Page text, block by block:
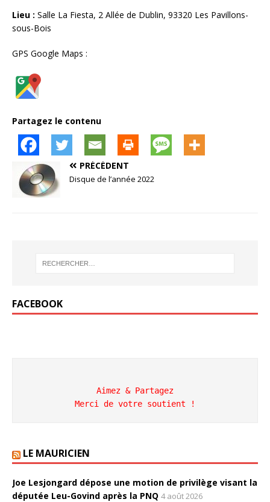
Lieu : Salle La Fiesta, 2 Allée de Dublin, 93320 Les Pavillons-
sous-Bois
GPS Google Maps :
Partagez le contenu
PRÉCÉDENT
Disque de l’année 2022
FACEBOOK
Aimez & Partagez
Merci de votre soutient !
LE MAURICIEN
Joe Lesjongard dépose une motion de privilège visant la
députée Leu-Govind après la PNQ 4 août 2026